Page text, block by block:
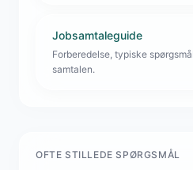
Jobsamtaleguide
Forberedelse, typiske
samtalen.
OFTE STILLEDE SPØRGSMÅL